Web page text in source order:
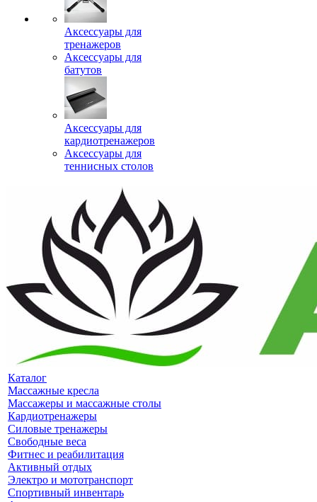
Аксессуары для
тренажеров
Аксессуары для
батутов
Аксессуары для
кардиотренажеров
Аксессуары для
теннисных столов
Каталог
Массажные кресла
Массажеры и массажные столы
Кардиотренажеры
Силовые тренажеры
Свободные веса
Фитнес и реабилитация
Активный отдых
Электро и мототранспорт
Спортивный инвентарь